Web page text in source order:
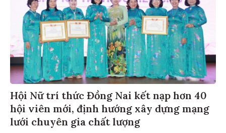
Hội Nữ trí thức Đồng Nai kết nạp hơn 40
hội viên mới, định hướng xây dựng mạng
lưới chuyên gia chất lượng